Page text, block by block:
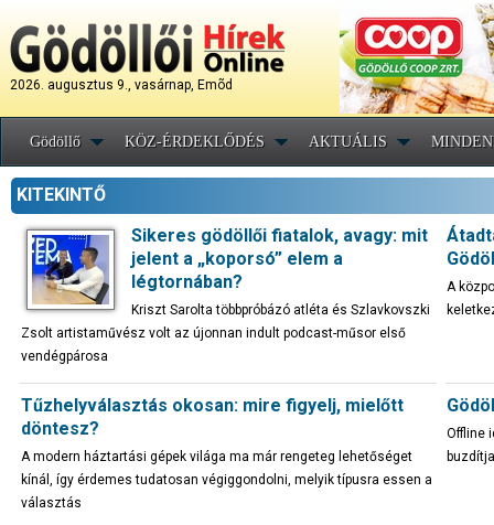
2026. augusztus 9., vasárnap, Emõd
Gödöllő KÖZ-ÉRDEKLŐDÉS AKTUÁLIS
KITEKINTŐ
Sikeres gödöllői fiatalok, avagy: mit
jelent a „koporsó” elem a
légtornában?
Kriszt Sarolta többpróbázó atléta és Szlavkovszki
Zsolt artistaművész volt az újonnan indult podcast-műsor első
vendégpárosa
A
Tűzhelyválasztás okosan: mire figyelj, mielőtt
döntesz?
A modern háztartási gépek világa ma már rengeteg lehetőséget
kínál, így érdemes tudatosan végiggondolni, melyik típusra essen a
választás
Offline